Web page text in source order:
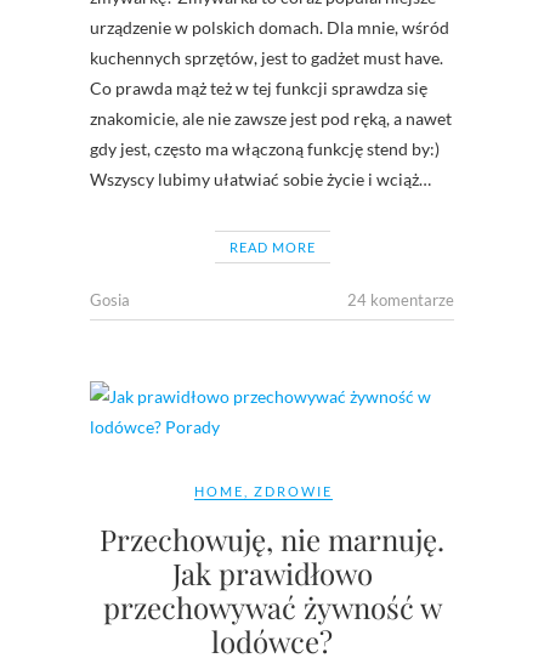
urządzenie w polskich domach. Dla mnie, wśród
kuchennych sprzętów, jest to gadżet must have.
Co prawda mąż też w tej funkcji sprawdza się
znakomicie, ale nie zawsze jest pod ręką, a nawet
gdy jest, często ma włączoną funkcję stend by:)
Wszyscy lubimy ułatwiać sobie życie i wciąż…
READ MORE
Gosia 24 komentarze
HOME ZDROWIE
Przechowuję, nie marnuję.
Jak prawidłowo
przechowywać żywność w
lodówce?